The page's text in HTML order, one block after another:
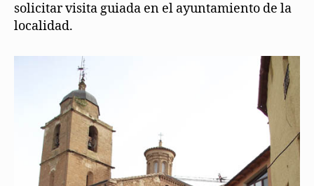
solicitar visita guiada en el ayuntamiento de la
localidad.